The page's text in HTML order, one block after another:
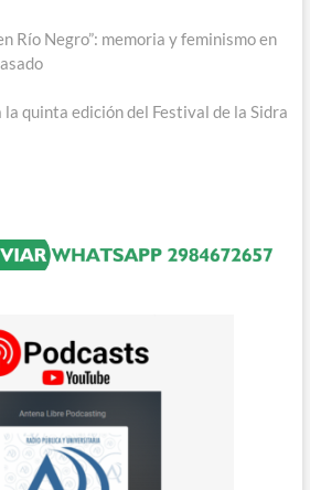
Río Negro”: memoria y feminismo en
la quinta edición del Festival de la Sidra